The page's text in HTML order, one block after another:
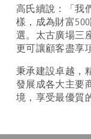
高氏續說：「我
樣，成為財富
選。太古廣場三
更可讓顧客盡享
秉承建設卓越，
發展成各大主要
境，享受最優質